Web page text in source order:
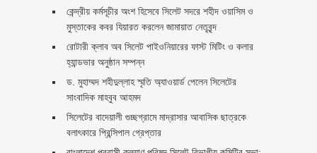
কেন্দ্রীয় কর্মসূচীর অংশ হিসেবে সিলেট সদরে শহীদ ওয়াসিম ও
মুস্তাকের কবর যিয়ারত করলেন জামায়াত নেতৃবৃন্দ ‎
রোটারী ক্লাব অব সিলেট পাইওনিয়ারের ফাস্ট মিটিং ও কলার
হ্যান্ডভার অনুষ্ঠান সম্পন্ন
ড. মুহাম্মদ শহীদুল্লাহ স্মৃতি অ্যাওয়ার্ড পেলেন সিলেটের
সাংবাদিক মাহবুব আহমদ
সিলেটের বাদেয়ালী গুচ্ছগ্রামে মাদ্রাসার আবাসিক ছাত্রকে
বলাৎকারে প্রিন্সিপাল গ্রেপ্তার ‎